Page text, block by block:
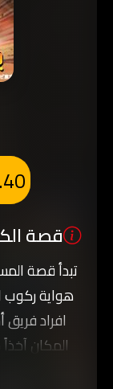
قصة
تبدأ قصة
هواية ركوب
افراد
المكان
منطقة